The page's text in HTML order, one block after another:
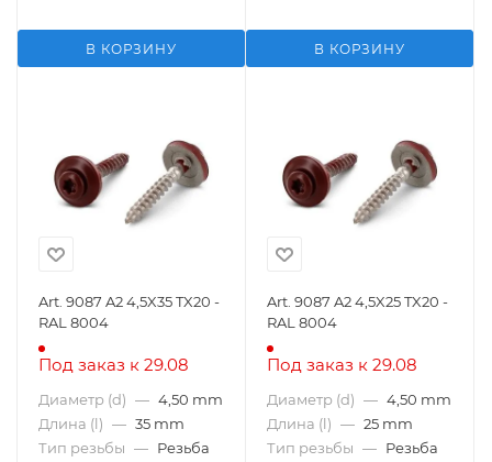
В КОРЗИНУ В КОРЗИНУ
Art. 9087 A2 4,5X35 TX20 -
RAL 8004
Под заказ к 29.08
Диаметр (d) — 4,50 mm
Длина (l) — 35 mm
Тип резьбы — Резьба
Art. 9087 A2 4,5X25 TX20 -
RAL 8004
Под заказ к 29.08
Диаметр (d) — 4,50 mm
Длина (l) — 25 mm
Тип резьбы — Резьба